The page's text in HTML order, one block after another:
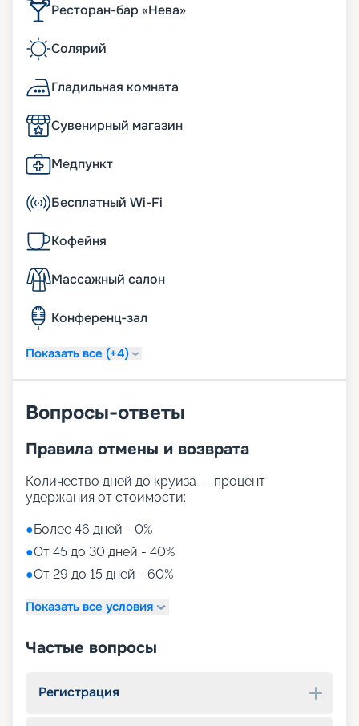
Ресторан-бар «Нева»
Солярий
Гладильная комната
Сувенирный магазин
Медпункт
Бесплатный Wi-Fi
Кофейня
Массажный салон
Конференц-зал
Показать все (+4)
Вопросы-ответы
Правила отмены и возврата
Количество дней до круиза — процент
удержания от стоимости:
●Более 46 дней - 0%
●От 45 до 30 дней - 40%
●От 29 до 15 дней - 60%
Показать все условия
Частые вопросы
Регистрация